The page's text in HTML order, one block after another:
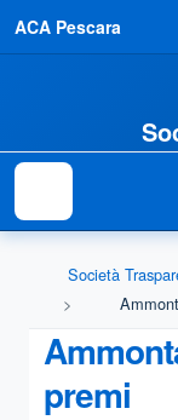
ACA Pescara
Società
premi